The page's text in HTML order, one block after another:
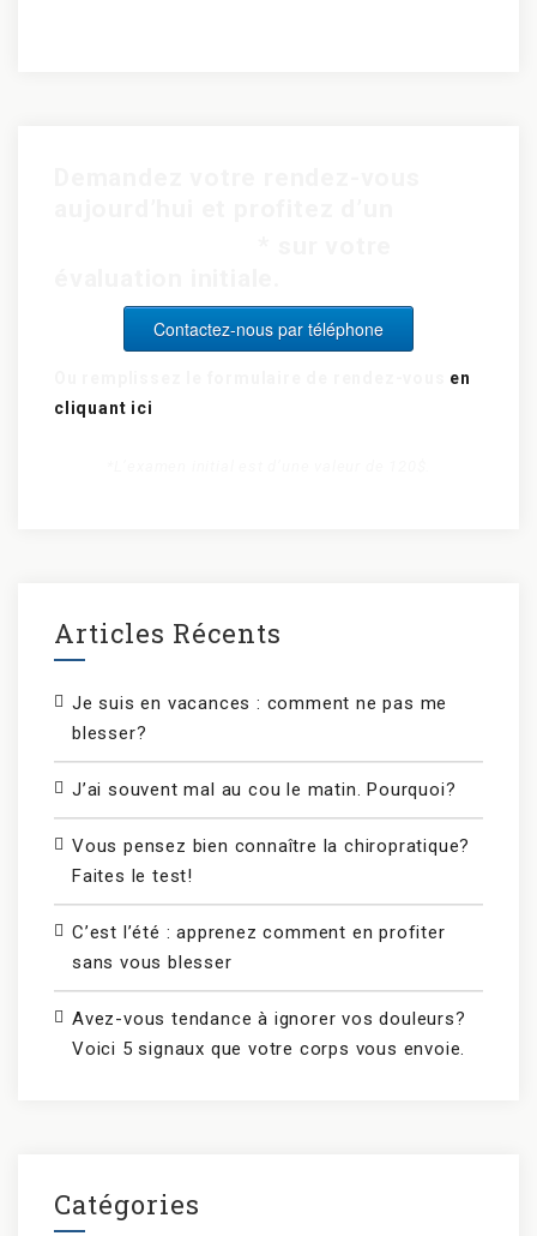
Contactez-nous par téléphone
en
cliquant ici
Articles Récents
Je suis en vacances : comment ne pas me
blesser?
J’ai souvent mal au cou le matin. Pourquoi?
Vous pensez bien connaître la chiropratique?
Faites le test!
C’est l’été : apprenez comment en profiter
sans vous blesser
Avez-vous tendance à ignorer vos douleurs?
Voici 5 signaux que votre corps vous envoie.
Catégories